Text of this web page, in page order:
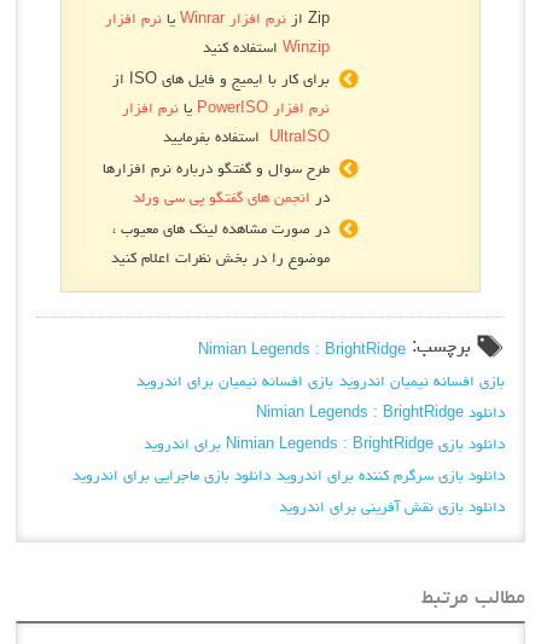
Zip از نرم افزار Winrar یا نرم افزار
Winzipاستفاده کنید
برای کار با ایمیج و فایل های ISO از
نرم افزار PowerISO
یا نرم افزار
UltraISO استفاده بفرمایید
طرح سوال و گفتگو درباره نرم افزارها
در انجمن های گفتگو پی سی ورلد
در صورت مشاهده لینک های معیوب ،
موضوع را در بخش نظرات اعلام کنید
برچسب: Nimian Legends : BrightRidge
بازی افسانه نیمیان اندروید بازی افسانه نیمیان برای اندروید
دانلود Nimian Legends : BrightRidge
دانلود بازی Nimian Legends : BrightRidge برای اندروید
دانلود بازی سرگرم کننده برای اندروید دانلود بازی ماجرایی برای اندروید
دانلود بازی نقش آفرینی برای اندروید
مطالب مرتبط